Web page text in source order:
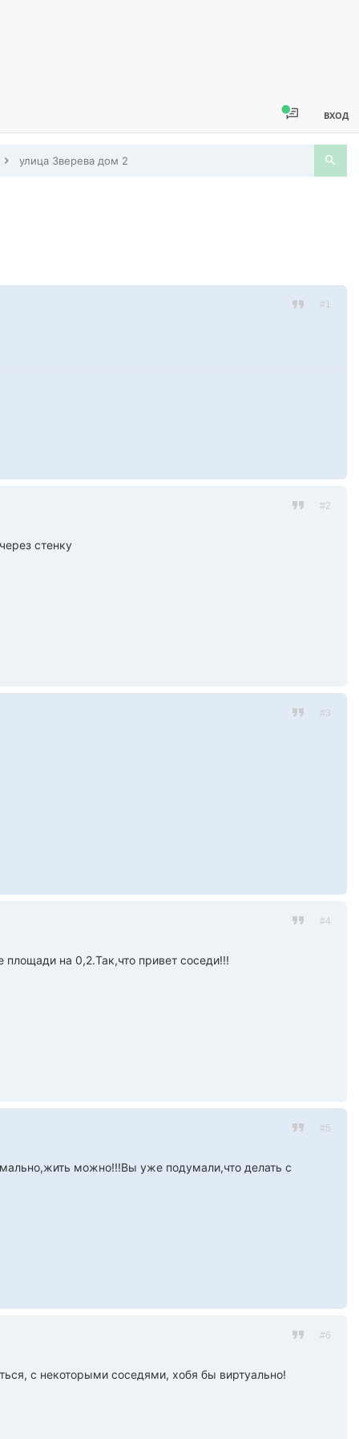
ВХОД
улица Зверева дом 2
#1
#2
стенку
#3
#4
на 0,2.Так,что привет соседи!!!
#5
можно!!!Вы уже подумали,что делать с
#6
с некоторыми соседями, хобя бы виртуально!